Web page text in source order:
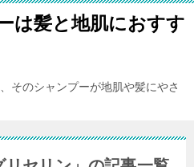
は髪と地肌におすす
そのシャンプーが地肌や髪にやさ